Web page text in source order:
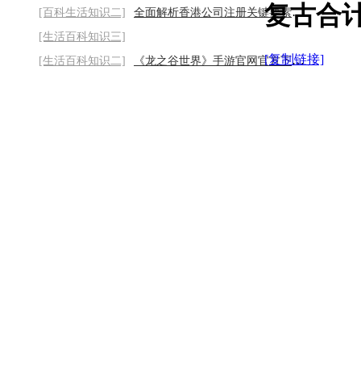
[百科生活知识二]
全面解析香港公司注册关键要素2026/8/7
[生活百科知识三]
[生活百科知识二]
《龙之谷世界》手游官网官方下载链接：跟随
复古合
[复制链接]